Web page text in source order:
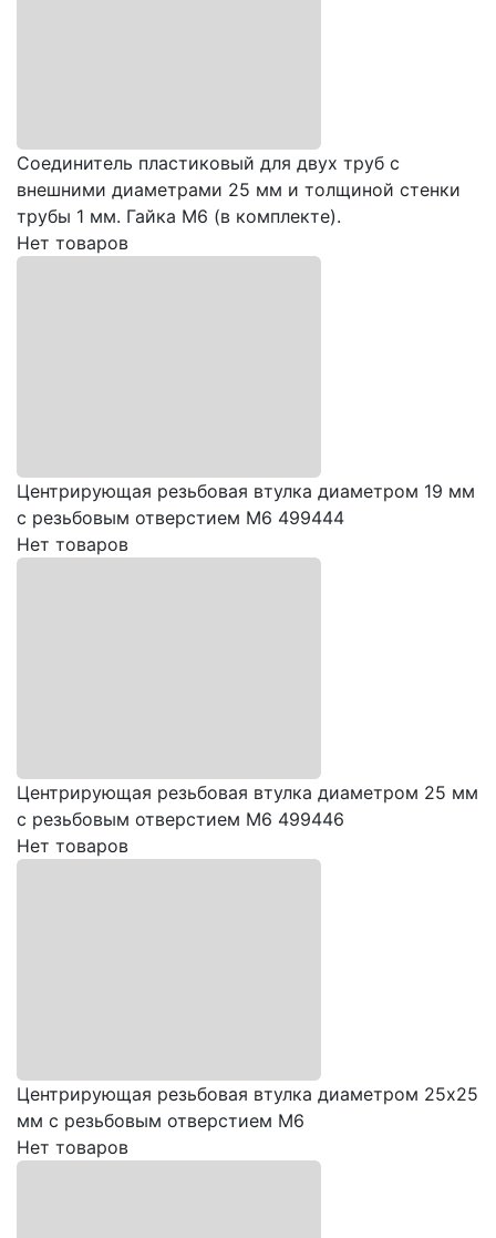
Соединитель пластиковый для двух труб с
внешними диаметрами 25 мм и толщиной стенки
трубы 1 мм. Гайка М6 (в комплекте).
Нет товаров
Центрирующая резьбовая втулка диаметром 19 мм
с резьбовым отверстием М6 499444
Нет товаров
Центрирующая резьбовая втулка диаметром 25 мм
с резьбовым отверстием М6 499446
Нет товаров
Центрирующая резьбовая втулка диаметром 25х25
мм с резьбовым отверстием М6
Нет товаров